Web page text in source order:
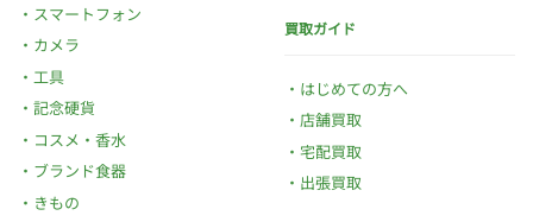
スマートフォン
カメラ
工具
記念硬貨
コスメ・香水
ブランド食器
きもの
買取ガイド
はじめての方へ
店舗買取
宅配買取
出張買取